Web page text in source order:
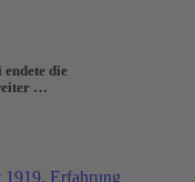
die
…